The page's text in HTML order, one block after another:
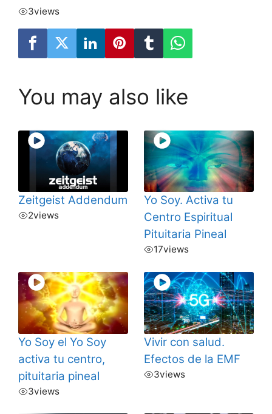
3views
You may also like
Zeitgeist Addendum
2views
Yo Soy. Activa tu
Centro Espiritual
Pituitaria Pineal
17views
Yo Soy el Yo Soy
activa tu centro,
pituitaria pineal
3views
Vivir con salud.
Efectos de la EMF
3views